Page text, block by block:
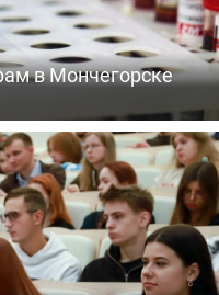
в Мончегорске